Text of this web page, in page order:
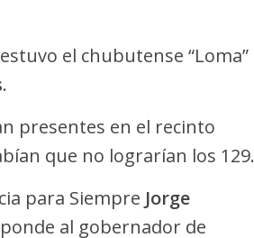
el chubutense “Loma”
.
presentes en el recinto
que no lograrían los 129.
para Siempre Jorge
al gobernador de